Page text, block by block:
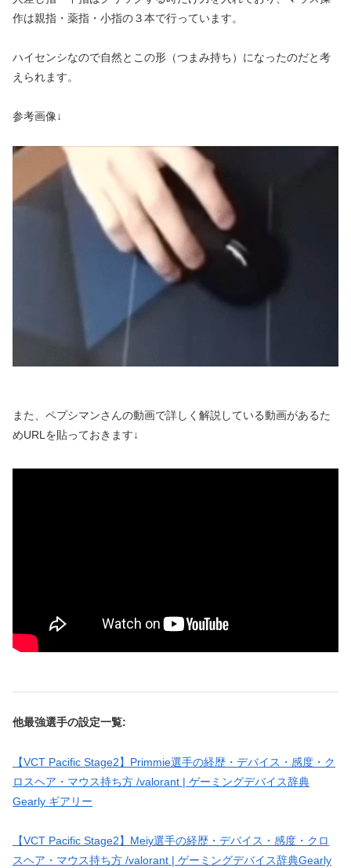
作は親指・薬指・小指の３本で行っています。
ハイセンシなので自然とこの形（つまみ持ち）になったのだと考
えられます。
参考画像↓
また、ペプシマンさんの動画で詳しく解説している動画があるた
めURLを貼っておきます↓
他最強選手の設定一覧:
【VCT Pacific Stage2】Primmie選手の経歴・デバイス・感度・ク
ロスヘア・マウス持ち方 /valorant | ゲーミングデバイス辞典
Gearly ギアリー
【VCT Pacific Stage2】Meiy選手の経歴・デバイス・感度・クロ
スヘア・マウス持ち方 /valorant | ゲーミングデバイス辞典Gearly